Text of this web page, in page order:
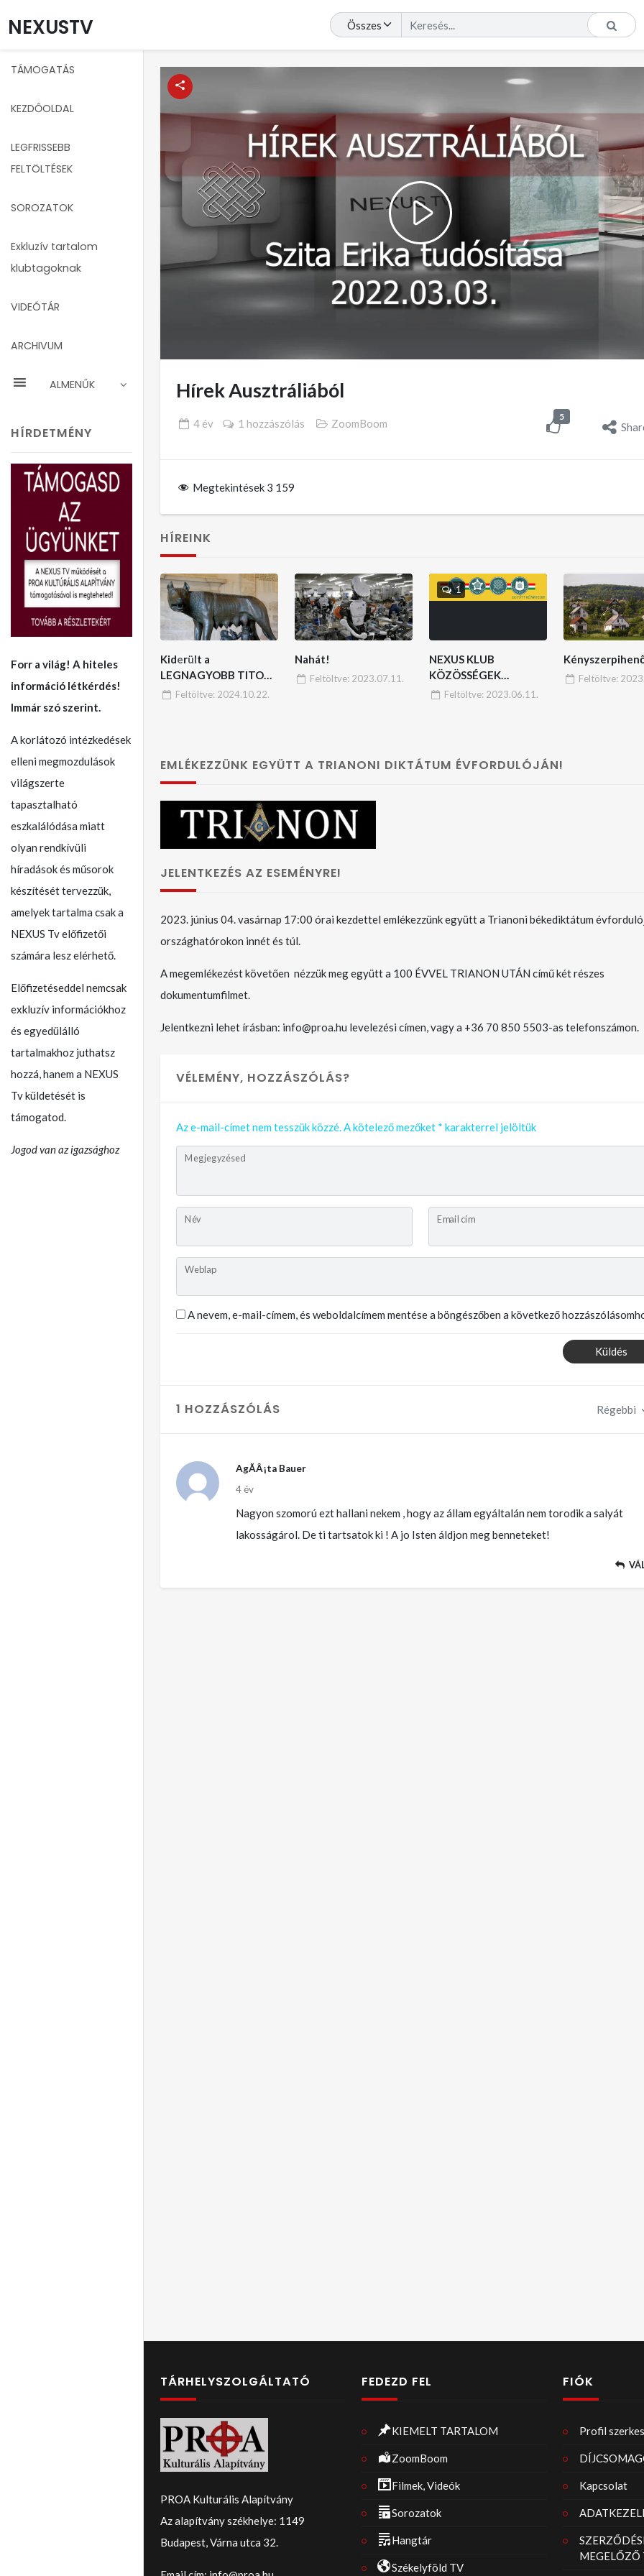
NEXUSTV
TÁMOGATÁS
KEZDŐOLDAL
LEGFRISSEBB
FELTÖLTÉSEK
SOROZATOK
Exkluzív tartalom
klubtagoknak
VIDEÓTÁR
ARCHIVUM
ALMENŰK
HÍRDETMÉNY
Forr a világ! A hiteles
információ létkérdés!
Immár szó szerint.
A korlátozó intézkedések
elleni megmozdulások
világszerte
tapasztalható
eszkalálódása miatt
olyan rendkívüli
híradások és műsorok
készítését tervezzük,
amelyek tartalma csak a
NEXUS Tv előfizetői
számára lesz elérhető.
Előfizetéseddel nemcsak
exkluzív információkhoz
és egyedülálló
tartalmakhoz juthatsz
hozzá, hanem a NEXUS
Tv küldetését is
támogatod.
Jogod van az igazsághoz
Play
Video
Hírek Ausztráliából
4 év 1 hozzászólás ZoomBoom
5
Megtekintések 3 159
HÍREINK
Kiderült a
LEGNAGYOBB TITOK:
A trák-dákok képviselik
Feltöltve: 2024.10.22.
Nahát!
Feltöltve: 2023.07.11.
1
NEXUS KLUB
KÖZÖSSÉGEK
HÁLÓZATA
Feltöltve: 2023.06.11.
Feltöltve:
EMLÉKEZZÜNK EGYÜTT A TRIANONI DIKTÁTUM ÉVFORDULÓJÁN!
JELENTKEZÉS AZ ESEMÉNYRE!
2023. június 04. vasárnap 17:00 órai kezdettel emlékezzünk együtt a Trianoni békediktátum
országhatórokon innét és túl.
A megemlékezést követően nézzük meg együtt a 100 ÉVVEL TRIANON UTÁN című két részes
dokumentumfilmet.
Jelentkezni lehet írásban: info@proa.hu levelezési címen, vagy a +36 70 850 5503-as telefonszámon.
VÉLEMÉNY, HOZZÁSZÓLÁS?
Az e-mail-címet nem tesszük közzé.A kötelező mezőket * karakterrel jelöltük
Megjegyzésed
Név Email cím
Weblap
A nevem, e-mail-címem, és weboldalcímem mentése a böngészőben a következő
Küldés
1 HOZZÁSZÓLÁS Régebbi
AgÃÂ¡ta Bauer
4 év
Nagyon szomorú ezt hallani nekem , hogy az állam egyáltalán nem torodik a salyát
lakosságárol. De ti tartsatok ki ! A jo Isten áldjon meg benneteket!
TÁRHELYSZOLGÁLTATÓ
PROA Kulturális Alapítvány
Az alapítvány székhelye: 1149
Budapest, Várna utca 32.
FEDEZD FEL
KIEMELT TARTALOM
ZoomBoom
Filmek, Videók
Sorozatok
Hangtár
Székelyföld TV
FIÓK
Profil
Kapcsolat
MEGELŐZŐ